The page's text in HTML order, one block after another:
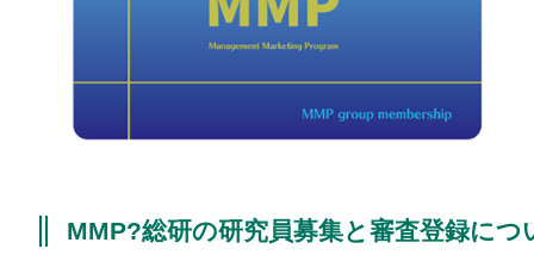
MMP?総研の研究員募集と審査登録につ